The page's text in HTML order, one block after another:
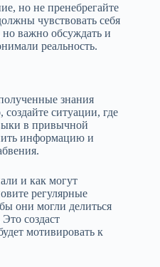
но не пренебрегайте
чувствовать себя
но важно обсуждать и
реальность.
знания
ситуации, где
в привычной
информацию и
и как могут
регулярные
они могли делиться
создаст
мотивировать к